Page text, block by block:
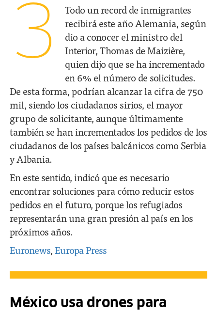
3
Todo un record de inmigrantes
recibirá este año Alemania, según
dio a conocer el ministro del
Interior, Thomas de Maizière,
quien dijo que se ha incrementado
en 6% el número de solicitudes.
De esta forma, podrían alcanzar la cifra de 750
mil, siendo los ciudadanos sirios, el mayor
grupo de solicitante, aunque últimamente
también se han incrementados los pedidos de los
ciudadanos de los países balcánicos como Serbia
y Albania.
En este sentido, indicó que es necesario
encontrar soluciones para cómo reducir estos
pedidos en el futuro, porque los refugiados
representarán una gran presión al país en los
próximos años.
Euronews,Europa Press
México usa drones para